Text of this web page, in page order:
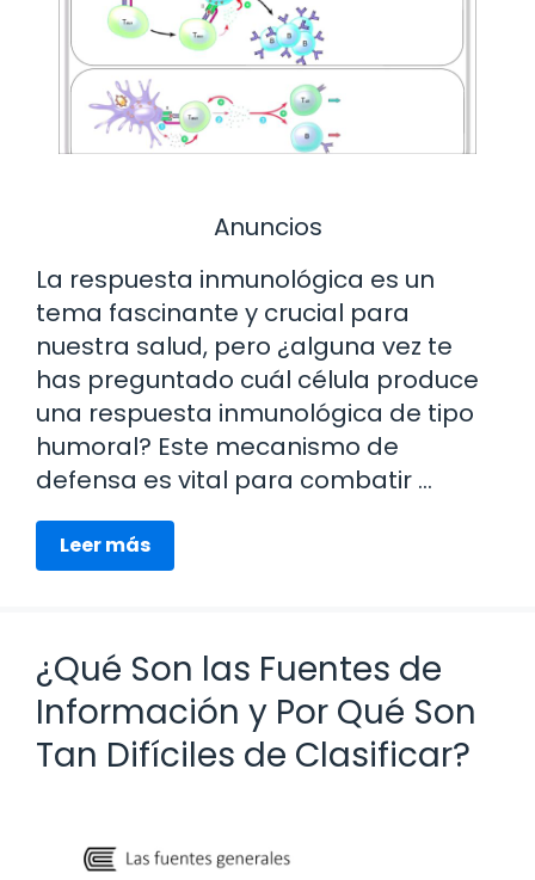
Anuncios
La respuesta inmunológica es un
tema fascinante y crucial para
nuestra salud, pero ¿alguna vez te
has preguntado cuál célula produce
una respuesta inmunológica de tipo
humoral? Este mecanismo de
defensa es vital para combatir …
Leer más
¿Qué Son las Fuentes de
Información y Por Qué Son
Tan Difíciles de Clasificar?